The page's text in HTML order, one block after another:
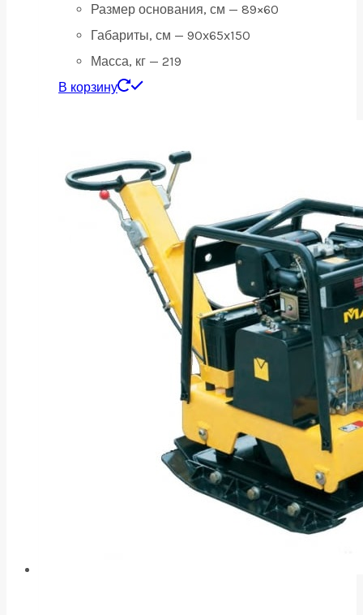
Размер основания, см — 89×60
Габариты, см — 90x65x150
Масса, кг — 219
В корзину